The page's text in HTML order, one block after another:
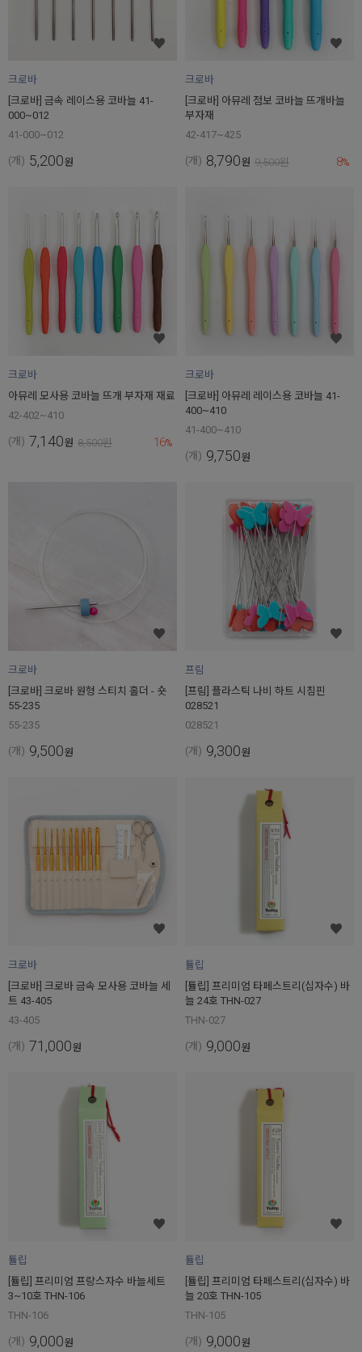
크로바
[크로바] 금속 레이스용 코바늘 41-
000~012
41-000~012
(개) 5,200원
크로바
[크로바] 아뮤레 점보 코바늘 뜨개바늘
부자재
42-417~425
(개) 8,790원 9,500원 8%
크로바
아뮤레 모사용 코바늘 뜨개 부자재 재료
42-402~410
(개) 7,140원 8,500원 16%
크로바
[크로바] 아뮤레 레이스용 코바늘 41-
400~410
41-400~410
(개) 9,750원
크로바
[크로바] 크로바 원형 스티치 홀더 - 숏
55-235
55-235
(개) 9,500원
프림
[프림] 플라스틱 나비 하트 시침핀
028521
028521
(개) 9,300원
크로바
[크로바] 크로바 금속 모사용 코바늘 세
트 43-405
43-405
(개) 71,000원
튤립
[튤립] 프리미엄 타페스트리(십자수) 바
늘 24호 THN-027
THN-027
(개) 9,000원
튤립
[튤립] 프리미엄 프랑스자수 바늘세트
3~10호 THN-106
THN-106
(개) 9,000원
튤립
[튤립] 프리미엄 타페스트리(십자수) 바
늘 20호 THN-105
THN-105
(개) 9,000원